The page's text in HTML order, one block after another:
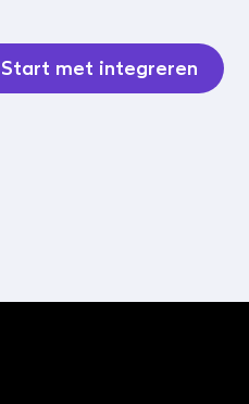
Start met integreren